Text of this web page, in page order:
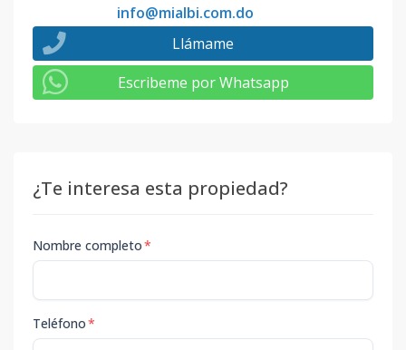
info@mialbi.com.do
Llámame
Escribeme por Whatsapp
¿Te interesa esta propiedad?
Nombre completo*
Teléfono*